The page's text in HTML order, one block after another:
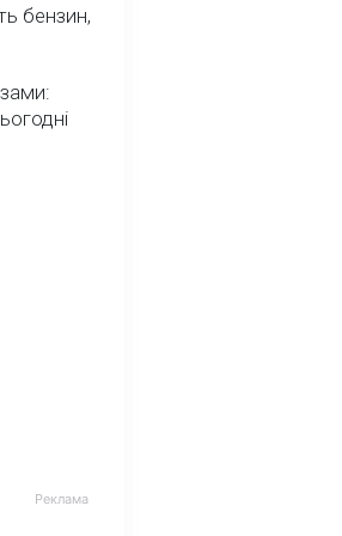
бензин,